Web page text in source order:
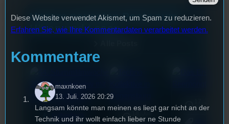
Unsere neuesten Posts zum
Hören und Lesen
mic Kulturcheck
18. Juli
2026
2026
Diese Website verwendet Akismet, um Spam zu reduzieren.
Erfahren Sie, wie Ihre Kommentardaten verarbeitet werden.
Kommentare
maxnkoen
13. Juli. 2026 20:29
Langsam könnte man meinen es liegt gar nicht an der
Technik und ihr wollt einfach lieber ne Stunde